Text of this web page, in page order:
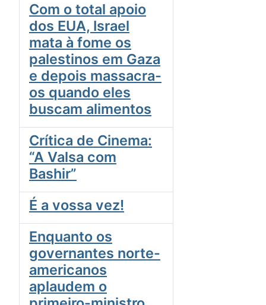
Com o total apoio
dos EUA, Israel
mata à fome os
palestinos em Gaza
e depois massacra-
os quando eles
buscam alimentos
Crítica de Cinema:
“A Valsa com
Bashir”
É a vossa vez!
Enquanto os
governantes norte-
americanos
aplaudem o